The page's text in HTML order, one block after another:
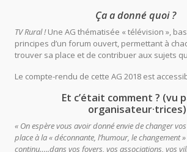
Ça a donné quoi ?
TV Rural !Une AG thématisée « télévision »,
principes d’un forum ouvert, permettant à
trouver sa place et de contribuer aux sujets
Le compte-rendu de cette AG 2018 est
Et c’était comment ? (vu
organisateur·trices)
« On espère vous avoir donné envie de changer
place à la « déconnante, l’humour, le changement
continu…..dans vos foyers, vos associations, vos